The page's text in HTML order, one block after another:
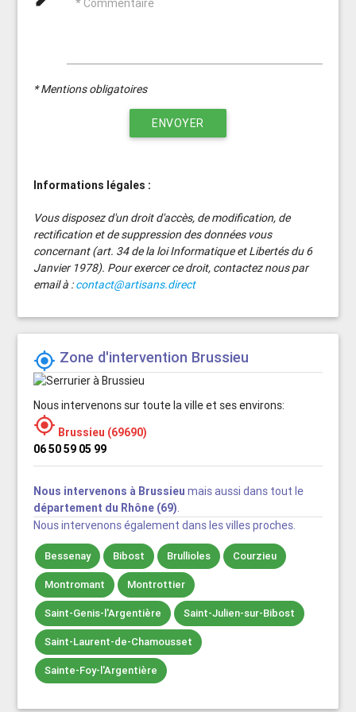
* Commentaire
* Mentions obligatoires
ENVOYER
Informations légales :
Vous disposez d'un droit d'accès, de modification, de
rectification et de suppression des données vous
concernant (art. 34 de la loi Informatique et Libertés du 6
Janvier 1978). Pour exercer ce droit, contactez nous par
email à :contact@artisans.direct
 Zone d'intervention Brussieu
Nous intervenons sur toute la ville et ses environs:
 Brussieu (69690)
06 50 59 05 99
Nous intervenons à Brussieu mais aussi dans tout le
département du Rhône (69)
Nous intervenons également dans les villes proches.
Bessenay Bibost Brullioles Courzieu
Montromant Montrottier
Saint-Genis-l'Argentière Saint-Julien-sur-Bibost
Saint-Laurent-de-Chamousset
Sainte-Foy-l'Argentière